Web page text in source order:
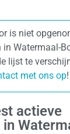
is niet
Watermaal-
lijst te
met ons op!
actieve